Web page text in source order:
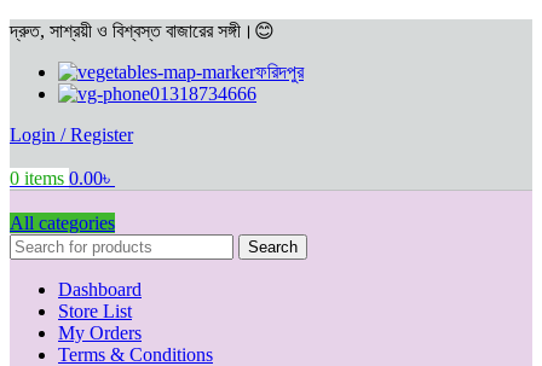
দ্রুত, সাশ্রয়ী ও বিশ্বস্ত বাজারের সঙ্গী।😊
ফরিদপুর
01318734666
Login / Register
0 items 0.00৳
All categories
Search
Dashboard
Store List
My Orders
Terms & Conditions